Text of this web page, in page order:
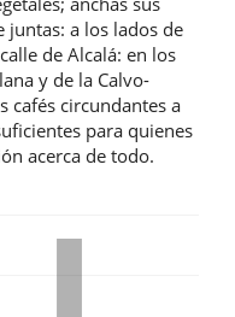
juntas: a los lados de
de Alcalá: en los
y de la Calvo-
cafés circundantes a
para quienes
acerca de todo.